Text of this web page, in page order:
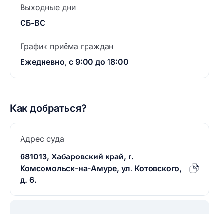
Выходные дни
СБ-ВС
График приёма граждан
Ежедневно, с 9:00 до 18:00
Как добраться?
Адрес суда
681013, Хабаровский край, г.
Комсомольск-на-Амуре, ул. Котовского,
д. 6.